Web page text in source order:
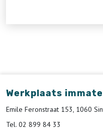
Werkplaats
Emile Feronstraat 153, 1060
Tel. 02 899 84 33